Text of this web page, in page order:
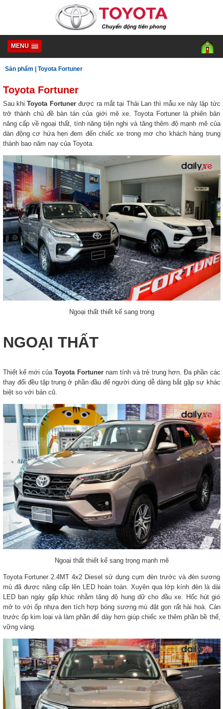
MENU
Sản phẩm Toyota Fortuner
Toyota Fortuner
Sau khiToyota Fortunerđược ra mắt tại Thái Lan thì mẫu xe này lập tức
trở thành chủ đề bàn tán của giới mê xe. Toyota Fortuner là phiên bản
nâng cấp về ngoại thất, tính năng tiện nghi và tăng thêm độ mạnh mẽ của
dàn động cơ hứa hẹn đem đến chiếc xe trong mơ cho khách hàng trung
thành bao năm nay của Toyota.
Ngoại thất thiết kế sang trọng
NGOẠI THẤT
Thiết kế mới củaToyota Fortuner nam tính và trẻ trung hơn. Đa phần các
thay đổi đều tập trung ở phần đầu để người dùng dễ dàng bắt gặp sự khác
biệt so với bản cũ.
Ngoại thất thiết kế sang trọng mạnh mẽ
Toyota Fortuner 2.4MT 4x2 Diesel sử dụng cụm đèn trước và đèn sương
mù đã được nâng cấp lên LED hoàn toàn. Xuyên qua lớp kính đèn là dài
LED ban ngày gấp khúc nhằm tăng độ hung dữ cho đầu xe. Hốc hút gió
mở to với ốp nhựa đen tích hợp bóng sương mù đặt gọn rất hài hoà. Cản
trước ốp kim loại và làm phần đế dày hơn giúp chiếc xe thêm phần bề thế,
vững vàng.